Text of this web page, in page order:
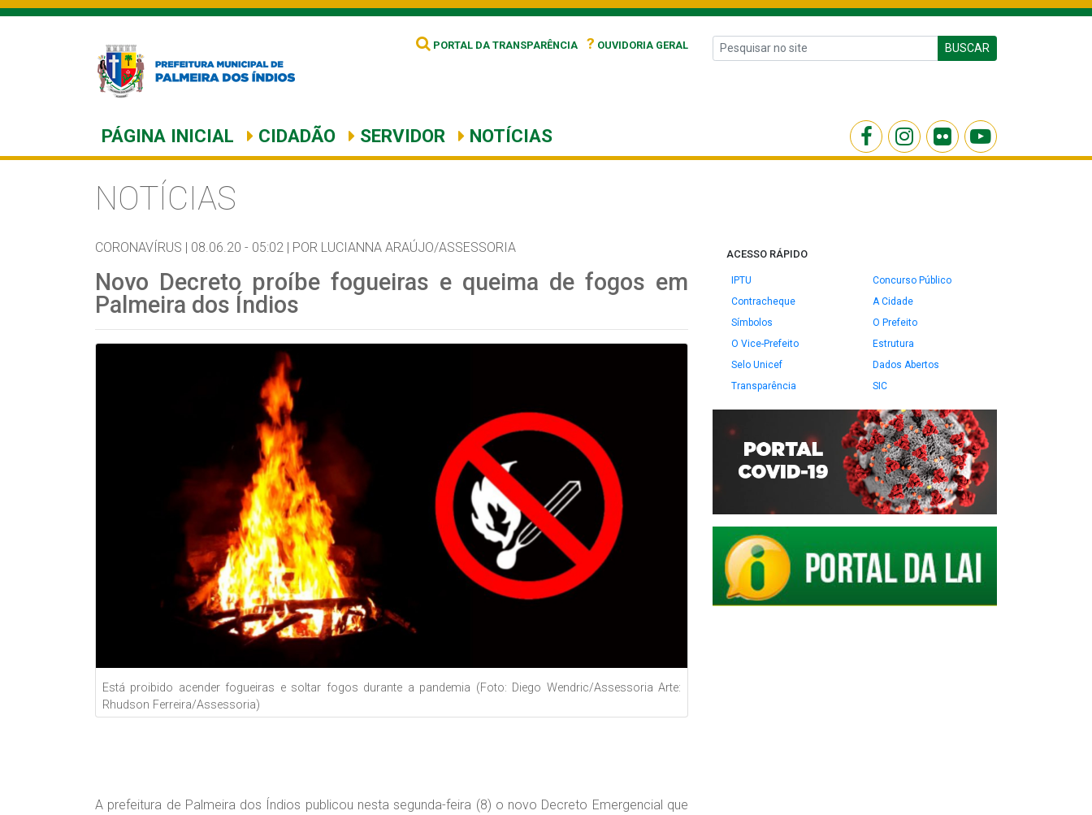
PORTAL DA TRANSPARÊNCIA ? OUVIDORIA GERAL BUSCAR
PÁGINA INICIAL CIDADÃO SERVIDOR NOTÍCIAS
NOTÍCIAS
CORONAVÍRUS | 08.06.20 - 05:02 | POR LUCIANNA ARAÚJO/ASSESSORIA
Novo Decreto proíbe fogueiras e queima de fogos em
Palmeira dos Índios
Está proibido acender fogueiras e soltar fogos durante a pandemia (Foto: Diego Wendric/Assessoria Arte:
Rhudson Ferreira/Assessoria)
A prefeitura de Palmeira dos Índios publicou nesta segunda-feira (8) o novo Decreto Emergencial que
ACESSO RÁPIDO
IPTU
Concurso Público
Contracheque
A Cidade
Símbolos
O Prefeito
O Vice-Prefeito
Estrutura
Selo Unicef
Dados Abertos
Transparência
SIC